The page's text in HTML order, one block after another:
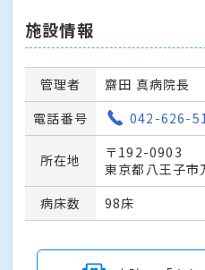
施設情報
管理者
齋田 真病院長
電話番号
042-626-
所在地
〒192-0903
東京都八王子
病床数
98床